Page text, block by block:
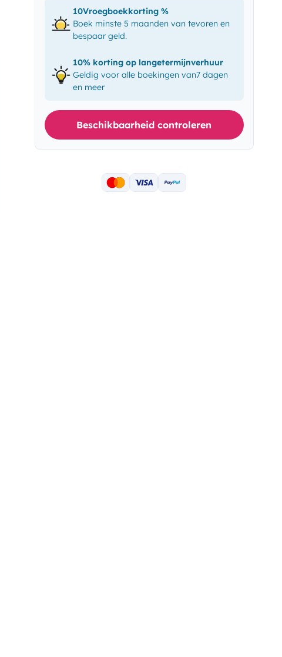
10Vroegboekkorting %
Boek minste 5 maanden van tevoren en
bespaar geld.
10% korting op langetermijnverhuur
Geldig voor alle boekingen van7 dagen
en meer
Beschikbaarheid controleren